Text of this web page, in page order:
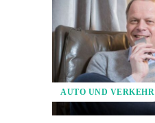
AUTO UND VERKEHR